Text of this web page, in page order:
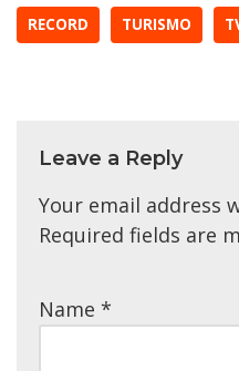
RECORD TURISMO
Leave a Reply
Your email address
Required fields are
Name *